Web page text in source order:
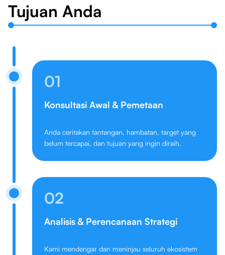
Tujuan Anda
01
Konsultasi Awal & Pemetaan
Anda ceritakan tantangan, hambatan, target yang
belum tercapai, dan tujuan yang ingin diraih.
02
Analisis & Perencanaan Strategi
Kami mendengar dan meninjau seluruh ekosistem